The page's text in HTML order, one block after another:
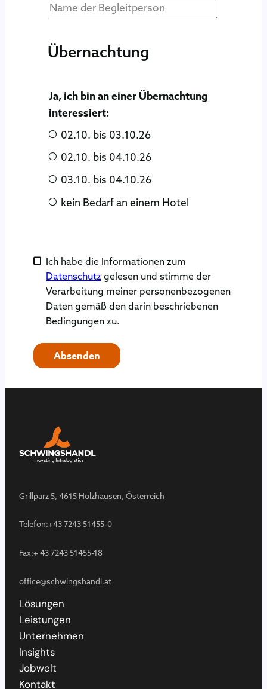
Übernachtung
Ja, ich bin an einer Übernachtung
interessiert:
02.10. bis 03.10.26
02.10. bis 04.10.26
03.10. bis 04.10.26
kein Bedarf an einem Hotel
Ich habe die Informationen zum
Datenschutz gelesen und stimme der
Verarbeitung meiner personenbezogenen
Daten gemäß den darin beschriebenen
Bedingungen zu.
Absenden
Grillparz 5, 4615 Holzhausen, Österreich
Telefon:+43 7243 51455-0
Fax:+ 43 7243 51455-18
office@schwingshandl.at
Lösungen
Leistungen
Unternehmen
Insights
Jobwelt
Kontakt